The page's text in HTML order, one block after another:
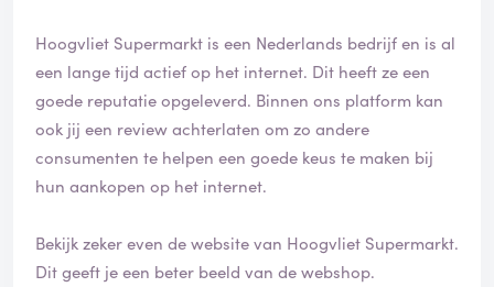
v
e
r
i
f
e
e
d
Hoogvliet Supermarkt is een Nederlands bedrijf en is al
een lange tijd actief op het internet. Dit heeft ze een
goede reputatie opgeleverd. Binnen ons platform kan
ook jij een review achterlaten om zo andere
consumenten te helpen een goede keus te maken bij
hun aankopen op het internet.
Bekijk zeker even de website van Hoogvliet Supermarkt.
Dit geeft je een beter beeld van de webshop.